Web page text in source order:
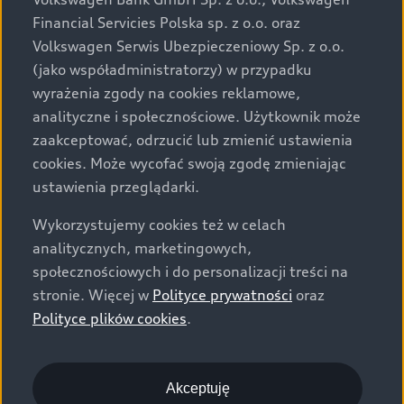
za dopłatą. Wiążące ustalenie ceny, wyposażenia i
specyfikacji pojazdu następują w umowie sprzedaży, a
określenie parametrów technicznych zawiera
świadectwo homologacji typu pojazdu. Zastrzegamy
sobie prawo do zmian i pomyłek. Wszelkie informacje
prezentowane na stronie są aktualne na dzień ich
zamieszczania. W celu uzyskania najnowszych
informacji prosimy kontaktować się z Partnerem Marki
Audi.
Wszystkie produkowane obecnie samochody marki Audi
są wykonywane z materiałów spełniających pod
względem możliwości odzysku i recyklingu wymagania
określone w normie ISO 22628 i są zgodne z
europejskimi świadectwami homologacji wydanymi wg
o.o. podlega obowiązkowi zapewnienia wszystkim
użytkownikom samochodów marki Volkswagen sieci
Financial Servicies Polska sp. z o.o. oraz
Volkswagen Serwis Ubezpieczeniowy Sp. z o.o.
(jako współadministratorzy) w przypadku
wyrażenia zgody na cookies reklamowe,
analityczne i społecznościowe. Użytkownik może
zaakceptować, odrzucić lub zmienić ustawienia
cookies. Może wycofać swoją zgodę zmieniając
ustawienia przeglądarki.
Wykorzystujemy cookies też w celach
analitycznych, marketingowych,
społecznościowych i do personalizacji treści na
stronie. Więcej w Polityce prywatności oraz
Polityce plików cookies.
Akceptuję